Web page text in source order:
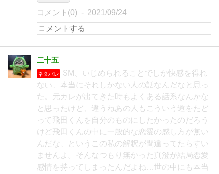
コメント(0) 2021/09/24
二十五
ネタバレ
SM、いじめられることでしか快感を得れ
ない、本当にそれしかない人の話なんだなと思っ
た。元カレが出てきた時もよくある話系なんかな
と思ったけど、違うねあの人もこういう道をたど
って飛田くんを自分のものにしたかったのだろう
けど飛田くんの中に一般的な恋愛の感じ方が無い
んだな、というこの私の解釈が間違ってたらすい
ませんよ。そんなつもり無かった真澄が結局恋愛
感情を持ってしまったんだよね…世の中にも本当